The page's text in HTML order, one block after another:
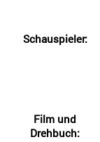
Schauspieler:
Film und
Drehbuch: